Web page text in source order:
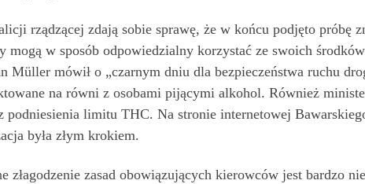
rządzącej zdają sobie sprawę, że w końcu podjęto próbę
w sposób odpowiedzialny korzystać ze swoich
Müller mówił o „czarnym dniu dla bezpieczeństwa ruchu
na równi z osobami pijącymi alkohol. Również
podniesienia limitu THC. Na stronie internetowej
była złym krokiem.
złagodzenie zasad obowiązujących kierowców jest bardzo